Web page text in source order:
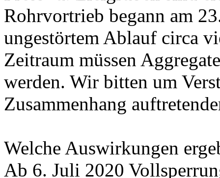
Rohrvortrieb begann am
ungestörtem Ablauf circa
Zeitraum müssen
werden. Wir bitten um
Zusammenhang
Welche Auswirkungen
Ab 6. Juli 2020